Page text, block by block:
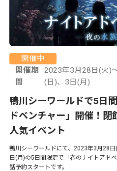
開催中
開催期
間
2023年3月28日(火)
(日)、3日(月)
鴨川シーワールドで5日
ドベンチャー」開催！
人気イベント
鴨川シーワールドにて、2023年3月28
日(月)の5日間限定で「春のナイトアド
話予約スタートです。